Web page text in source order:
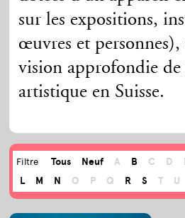
sur les expositions,
œuvres et
vision approfondie de
artistique en Suisse.
Filtre Tous Neuf A B C D
L
M N O P Q R S T U